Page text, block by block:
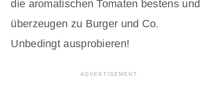
die aromatischen Tomaten bestens und
überzeugen zu Burger und Co.
Unbedingt ausprobieren!